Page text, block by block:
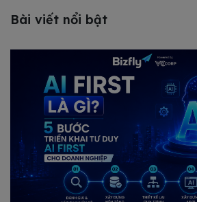
Bài viết nổi bật